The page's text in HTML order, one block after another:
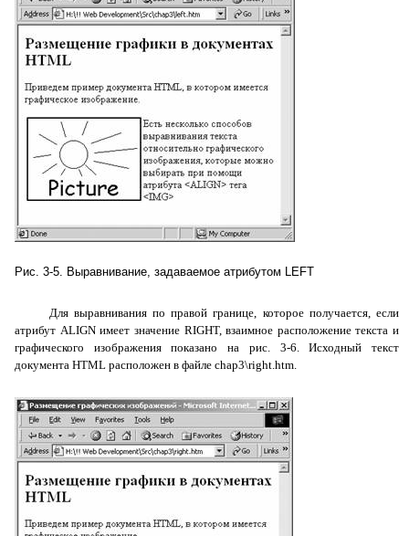
Рис. 3-5. Выравнивание, задаваемое атрибутом LEFT
Для выравнивания по правой границе, которое получается, если
атрибут ALIGN имеет значение RIGHT, взаимное расположение текста и
графического изображения показано на рис. 3-6. Исходный текст
документа HTML расположен в файле chap3\right.htm.